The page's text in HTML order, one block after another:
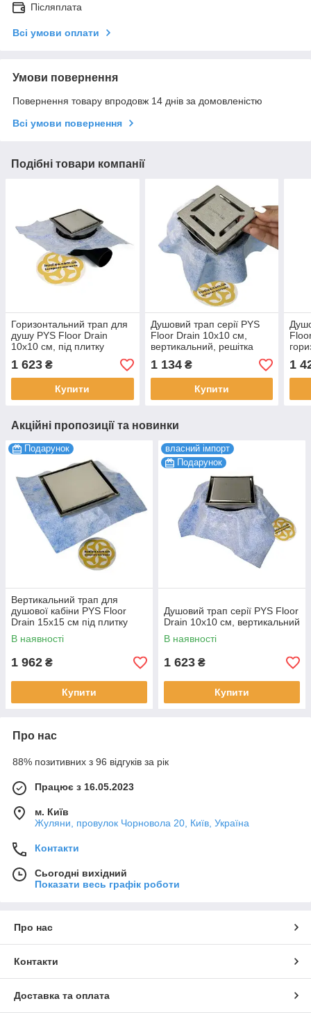
Післяплата
Всі умови оплати
Умови повернення
Повернення товару впродовж 14 днів за домовленістю
Всі умови повернення
Подібні товари компанії
Горизонтальний трап для
душу PYS Floor Drain
10х10 см, під плитку
Evimetal
1 623 ₴
Купити
Душовий трап серії PYS
Floor Drain 10х10 см,
вертикальний, решітка
Nova
1 134₴
Купити
1
Акційні пропозиції та новинки
Подарунок
Вертикальний трап для
душової кабіни PYS Floor
Drain 15х15 см під плитку
Evimetal
В наявності
1 962 ₴
Купити
власний імпорт
Подарунок
Душовий трап серії PYS Floor
Drain 10х10 см, вертикальний
В наявності
1 623 ₴
Купити
Про нас
88% позитивних з 96 відгуків за рік
Працює з 16.05.2023
м. Київ
Жуляни, провулок Чорновола 20, Київ, Україна
Контакти
Сьогодні вихідний
Показати весь графік роботи
Про нас
Контакти
Доставка та оплата